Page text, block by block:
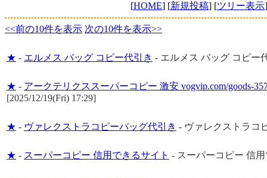
[HOME] [新規投稿] [ツリー表示
<<前の10件を表示 次の10件を表示>>
★ - エルメス バッグ コピー代引き - エルメス バッグ コピー
★ - アークテリクススーパーコピー 激安 vogvip.com/goods-
[2025/12/19(Fri) 17:29]
★ - ヴァレクストラコピーバッグ代引き - ヴァレクストラコ
★ - スーパーコピー 信用できるサイト - スーパーコピー 信用